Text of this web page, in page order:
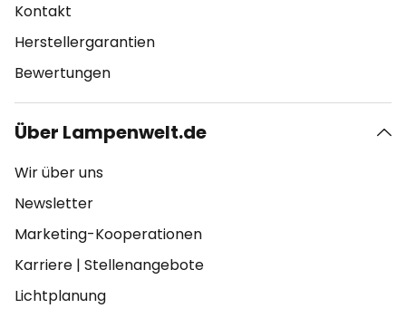
Kontakt
Herstellergarantien
Bewertungen
Über Lampenwelt.de
Wir über uns
Newsletter
Marketing-Kooperationen
Karriere | Stellenangebote
Lichtplanung